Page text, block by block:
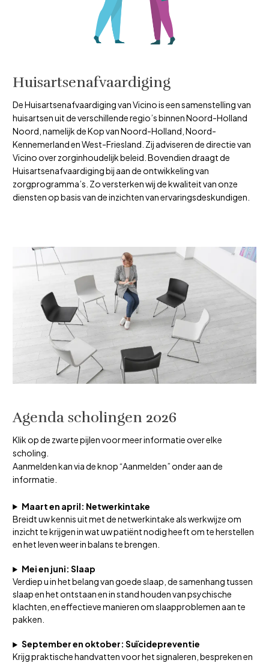
Huisartsenafvaardiging
De Huisartsenafvaardiging van Vicino is een samenstelling van
huisartsen uit de verschillende regio’s binnen Noord-Holland
Noord, namelijk de Kop van Noord-Holland, Noord-
Kennemerland en West-Friesland. Zij adviseren de directie van
Vicino over zorginhoudelijk beleid. Bovendien draagt de
Huisartsenafvaardiging bij aan de ontwikkeling van
zorgprogramma’s. Zo versterken wij de kwaliteit van onze
diensten op basis van de inzichten van ervaringsdeskundigen.
Agenda scholingen 2026
Klik op de zwarte pijlen voor meer informatie over elke
scholing.
Aanmelden kan via de knop “Aanmelden” onder aan de
informatie.
Maart en april: Netwerkintake
Breidt uw kennis uit met de netwerkintake als werkwijze om
inzicht te krijgen in wat uw patiënt nodig heeft om te herstellen
en het leven weer in balans te brengen.
Mei en juni: Slaap
Verdiep u in het belang van goede slaap, de samenhang tussen
slaap en het ontstaan en in stand houden van psychische
klachten, en effectieve manieren om slaapproblemen aan te
pakken.
September en oktober: Suïcidepreventie
Krijg praktische handvatten voor het signaleren, bespreken en